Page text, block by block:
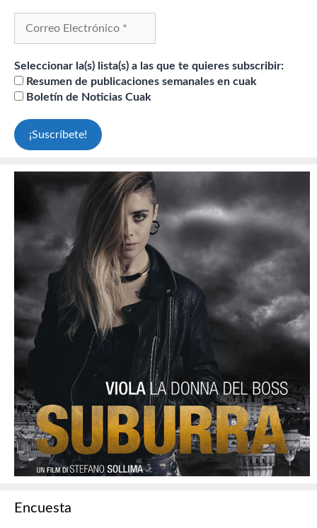
Seleccionar la(s) lista(s) a las que te quieres subscribir:
Resumen de publicaciones semanales en cuak
Boletín de Noticias Cuak
Encuesta